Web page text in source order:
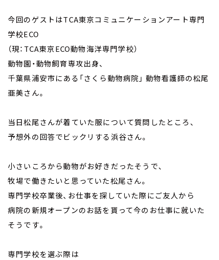
今回のゲストはTCA東京コミュニケーションアート専門
学校ECO
（現：TCA東京ECO動物海洋専門学校）
動物園・動物飼育専攻出身、
千葉県浦安市にある「さくら動物病院」 動物看護師の松尾
亜美さん。
当日松尾さんが着ていた服について質問したところ、
予想外の回答でビックリする浜谷さん。
小さいころから動物がお好きだったそうで、
牧場で働きたいと思っていた松尾さん。
専門学校卒業後、お仕事を探していた際にご友人から
病院の新規オープンのお話を貰って今のお仕事に就いた
そうです。
専門学校を選ぶ際は